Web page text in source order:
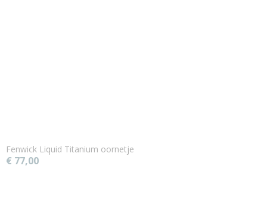
Fenwick Liquid Titanium oornetje
€ 77,00